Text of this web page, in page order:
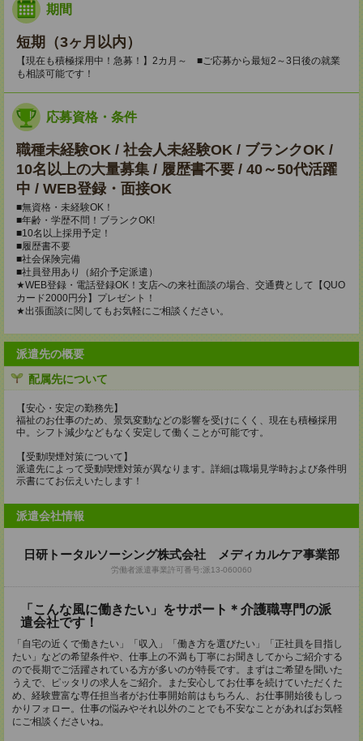
期間
短期（3ヶ月以内）
【現在も積極採用中！急募！】2カ月～ ■ご応募から最短2～3日後の就業
も相談可能です！
応募資格・条件
職種未経験OK / 社会人未経験OK / ブランクOK /
10名以上の大量募集 / 履歴書不要 / 40～50代活躍
中 / WEB登録・面接OK
■無資格・未経験OK！
■年齢・学歴不問！ブランクOK!
■10名以上採用予定！
■履歴書不要
■社会保険完備
■社員登用あり（紹介予定派遣）
★WEB登録・電話登録OK！支店への来社面談の場合、交通費として【QUO
カード2000円分】プレゼント！
★出張面談に関してもお気軽にご相談ください。
派遣先の概要
配属先について
【安心・安定の勤務先】
福祉のお仕事のため、景気変動などの影響を受けにくく、現在も積極採用
中。シフト減少などもなく安定して働くことが可能です。
【受動喫煙対策について】
派遣先によって受動喫煙対策が異なります。詳細は職場見学時および条件明
示書にてお伝えいたします！
派遣会社情報
日研トータルソーシング株式会社 メディカルケア事業部
労働者派遣事業許可番号:派13-060060
「こんな風に働きたい」をサポート＊介護職専門の派
遣会社です！
「自宅の近くで働きたい」「収入」「働き方を選びたい」「正社員を目指し
たい」などの希望条件や、仕事上の不満も丁寧にお聞きしてからご紹介する
ので長期でご活躍されている方が多いのが特長です。まずはご希望を聞いた
うえで、ピッタリの求人をご紹介。また安心してお仕事を続けていただくた
め、経験豊富な専任担当者がお仕事開始前はもちろん、お仕事開始後もしっ
かりフォロー。仕事の悩みやそれ以外のことでも不安なことがあればお気軽
にご相談くださいね。